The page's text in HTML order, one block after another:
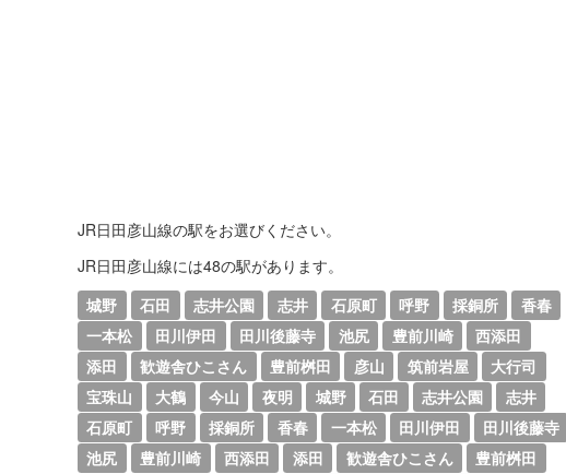
JR日田彦山線の駅をお選びください。
JR日田彦山線には48の駅があります。
城野
石田 志井公園 志井 石原町 呼野 採銅所
香春
一本松
田川伊田 田川後藤寺 池尻 豊前川崎
西添田
添田
歓遊舎ひこさん 豊前桝田 彦山 筑前岩屋
大行司
宝珠山
大鶴 今山 夜明 城野 石田 志井公園
志井
石原町
呼野 採銅所 香春 一本松 田川伊田
田川後藤寺
池尻
豊前川崎 西添田 添田 歓遊舎ひこさん
豊前桝田